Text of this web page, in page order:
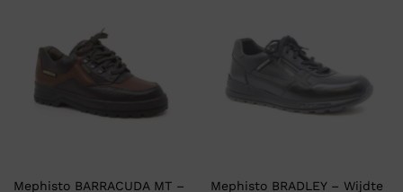
Mephisto BARRACUDA MT –
Mephisto BRADLEY – Wijdte